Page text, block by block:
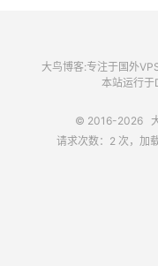
大鸟博客:专注于国外
本站运行于
© 2016-2026
请求次数：2 次，加